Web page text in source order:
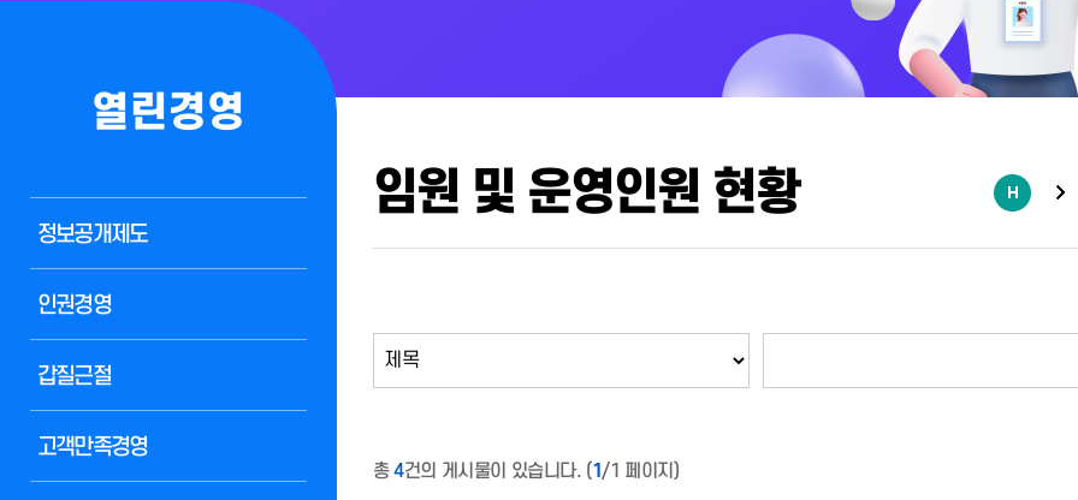
열린경영
정보공개제도
인권경영
갑질근절
고객만족경영
임원 및 운영인원 현황
총4건의 게시물이 있습니다. (1 /1 페이지)